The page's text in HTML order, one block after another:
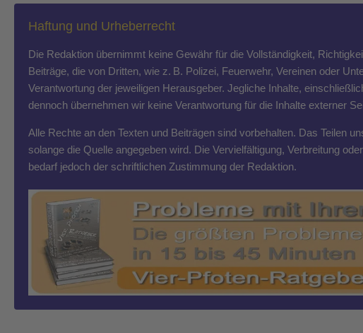
Haftung und Urheberrecht
Die Redaktion übernimmt keine Gewähr für die Vollständigkeit,
Beiträge, die von Dritten, wie z. B. Polizei, Feuerwehr, Vereinen oder
Verantwortung der jeweiligen Herausgeber. Jegliche Inhalte,
dennoch übernehmen wir keine Verantwortung für die Inhalte externer
Alle Rechte an den Texten und Beiträgen sind vorbehalten. Das Teilen
solange die Quelle angegeben wird. Die Vervielfältigung, Verbreitung
bedarf jedoch der schriftlichen Zustimmung der Redaktion.